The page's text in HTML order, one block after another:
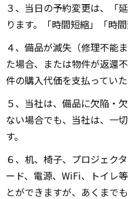
３、当日の予約変更は、「
ります。「時間短縮」「時
４、備品が滅失（修理不能
た場合、または物件が返還
件の購入代価を支払っていた
５、当社は、備品に欠陥・
ない場合でも、当社は、一
す。
６、机、椅子、プロジェク
ード、電源、WiFi、トイレ
とができますが、あくまで